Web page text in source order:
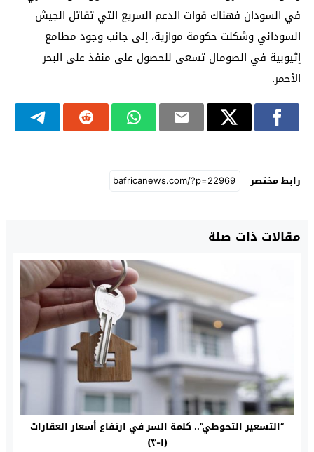
في السودان فهناك قوات الدعم السريع التي تقاتل الجيش
السوداني وشكلت حكومة موازية، إلى جانب وجود مطامع
إثيوبية في الصومال تسعى للحصول على منفذ على البحر
الأحمر.
رابط مختصر
مقالات ذات صلة
“التسعير التحوطي”.. كلمة السر في ارتفاع أسعار العقارات
(١-٣)